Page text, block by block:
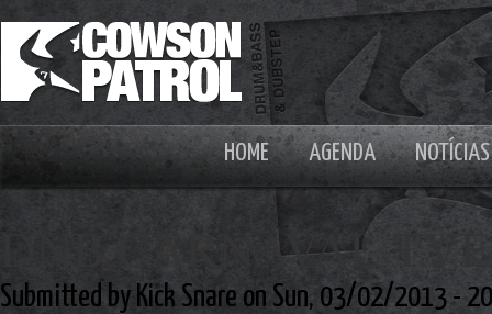
HOME AGENDA NOTÍCIAS
DNB CARNAVAL
Submitted by Kick Snare on Sun, 03/02/2013 -